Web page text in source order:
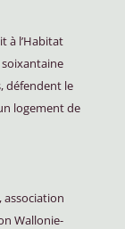
à l’Habitat
défendent le
logement de
association
Wallonie-